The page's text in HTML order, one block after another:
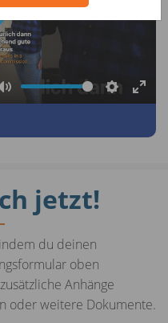
M
S
E
s
jetzt!
du deinen
oben
Anhänge
oder weitere Dokumente.